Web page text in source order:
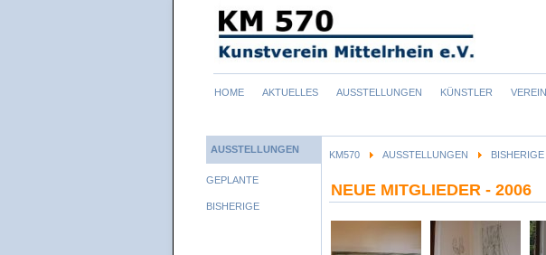
Navigation
HOME AKTUELLES AUSSTELLUNGEN KÜNSTLER VEREIN
KM570 AUSSTELLUNGEN BISHERIGE
NEUE MITGLIEDER - 2006
AUSSTELLUNGEN
GEPLANTE
BISHERIGE